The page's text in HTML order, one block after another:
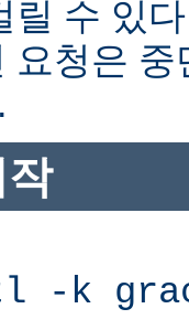
릴 수 있
요청은
-k